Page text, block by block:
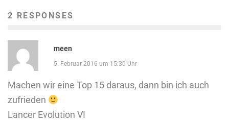
2 RESPONSES
meen
5. Februar 2016 um 15:30 Uhr
Machen wir eine Top 15 daraus, dann bin ich auch
zufrieden
Lancer Evolution VI